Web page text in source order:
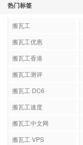
热门标签
搬瓦工
搬瓦工优惠
搬瓦工香港
搬瓦工测评
搬瓦工 DC6
搬瓦工速度
搬瓦工中文网
搬瓦工 VPS